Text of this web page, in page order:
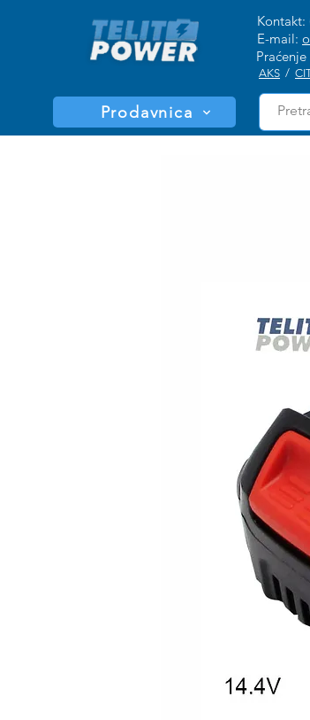
Kontakt:
E-mail:
AKS /
Prodavnica